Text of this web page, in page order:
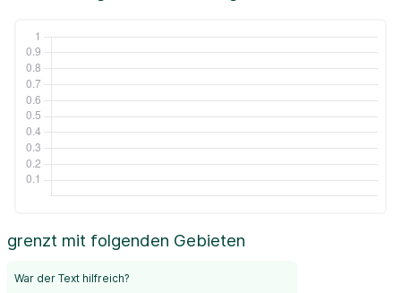
grenzt mit folgenden Gebieten
War der Text hilfreich?